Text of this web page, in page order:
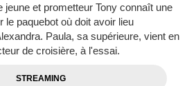
jeune et prometteur Tony connaît une
le paquebot où doit avoir lieu
Paula, sa supérieure, vient en
de croisière, à l'essai.
STREAMING